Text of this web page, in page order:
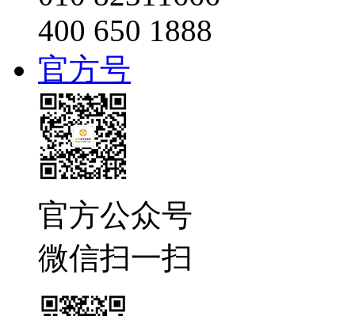
400 650 1888
官方号
官方公众号
微信扫一扫